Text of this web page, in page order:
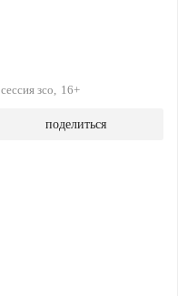
сессия зсо 16+
поделиться